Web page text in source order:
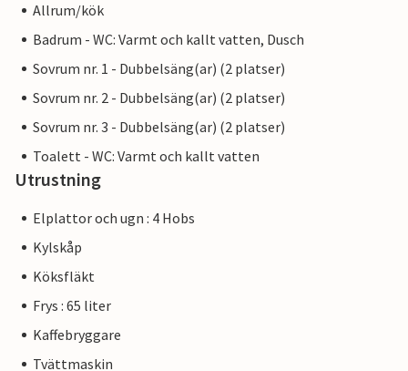
Allrum/kök
Badrum - WC: Varmt och kallt vatten, Dusch
Sovrum nr. 1 - Dubbelsäng(ar) (2 platser)
Sovrum nr. 2 - Dubbelsäng(ar) (2 platser)
Sovrum nr. 3 - Dubbelsäng(ar) (2 platser)
Toalett - WC: Varmt och kallt vatten
Utrustning
Elplattor och ugn : 4 Hobs
Kylskåp
Köksfläkt
Frys : 65 liter
Kaffebryggare
Tvättmaskin